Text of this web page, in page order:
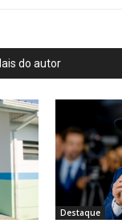
do autor
Destaque